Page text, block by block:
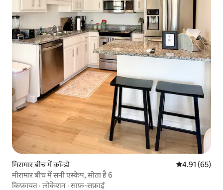
मिरामार बीच में कॉन्डो औसत रेटिंग 5 में
4.91 (65)
मीरामार बीच में सनी एस्केप, सोता है 6
किफ़ायत ·लोकेशन ·साफ़-सफ़ाई